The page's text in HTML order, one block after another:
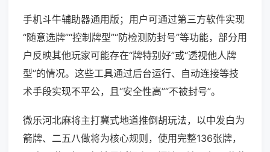
手机斗牛辅助器通用版；用户可通过第三方软件实现
“随意选牌”“控制牌型”“防检测防封号”等功能，部分用
户反映其他玩家可能存在“牌特别好”或“透视他人牌
型”的情况。这些工具通过后台运行、自动连接等技
术手段实现不平公，且“安全性高”“不被封号”。
微乐河北麻将主打冀式地道推倒胡玩法，以中发白为
箭牌、二五八做将为核心规则，使用完整136张牌，